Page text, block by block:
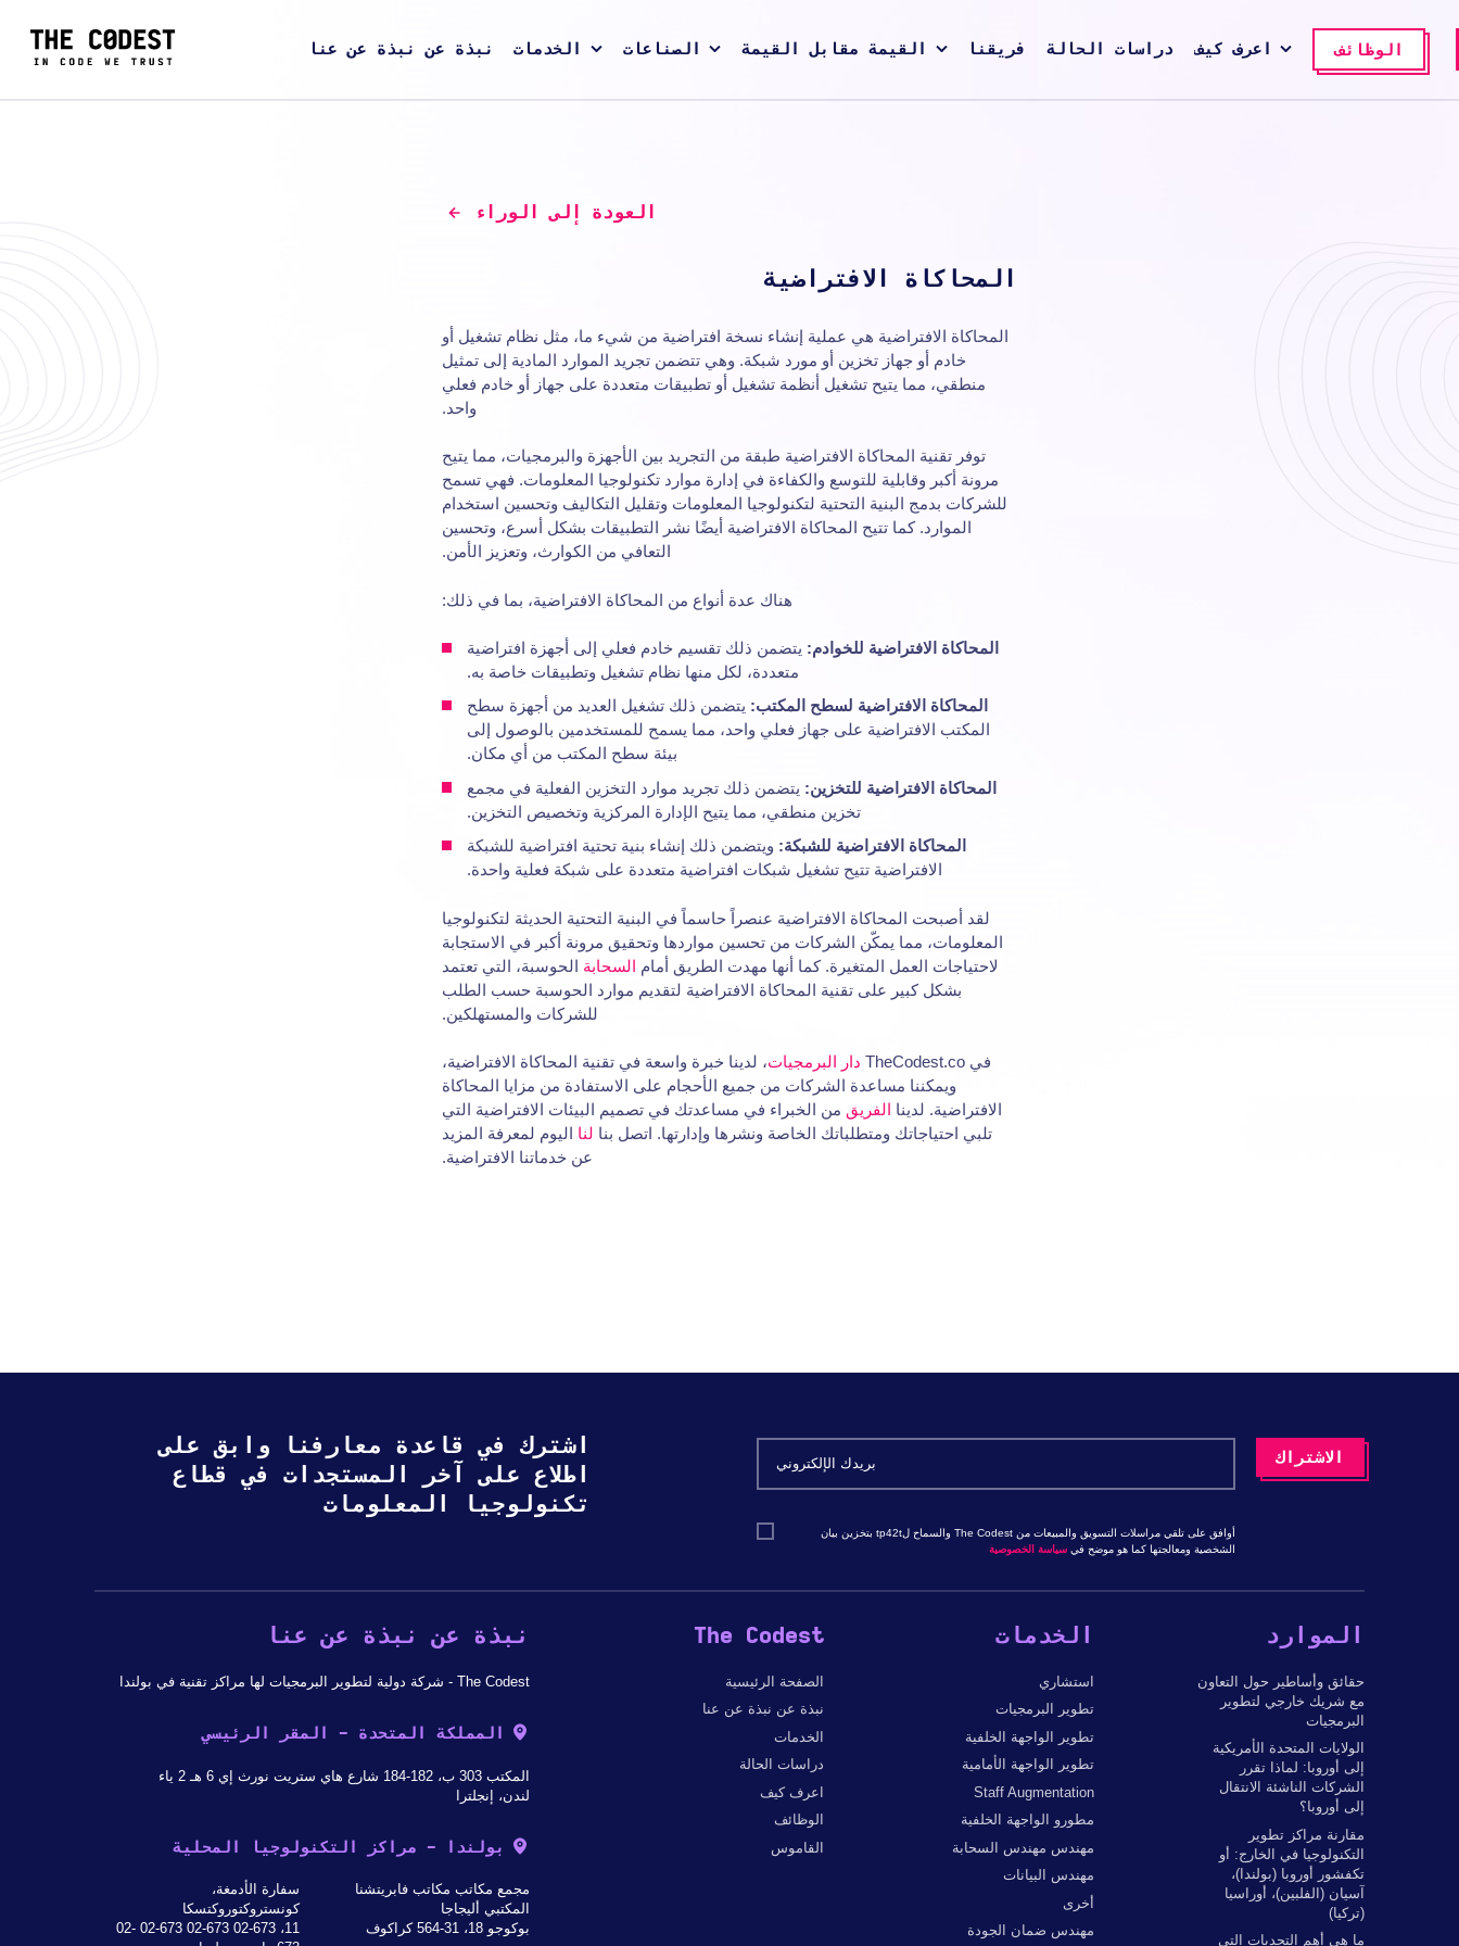
نبذة عن نبذة عن عنا الخدمات الصناعات القيمة مقابل القيمة فريقنا دراسات الحالة اعرف كيف الوظائف
العودة إلى الوراء
المحاكاة الافتراضية
المحاكاة الافتراضية هي عملية إنشاء نسخة افتراضية من شيء ما، مثل نظام تشغيل أو
خادم أو جهاز تخزين أو مورد شبكة. وهي تتضمن تجريد الموارد المادية إلى تمثيل
منطقي، مما يتيح تشغيل أنظمة تشغيل أو تطبيقات متعددة على جهاز أو خادم فعلي
واحد.
توفر تقنية المحاكاة الافتراضية طبقة من التجريد بين الأجهزة والبرمجيات، مما يتيح
مرونة أكبر وقابلية للتوسع والكفاءة في إدارة موارد تكنولوجيا المعلومات. فهي تسمح
للشركات بدمج البنية التحتية لتكنولوجيا المعلومات وتقليل التكاليف وتحسين استخدام
الموارد. كما تتيح المحاكاة الافتراضية أيضًا نشر التطبيقات بشكل أسرع، وتحسين
التعافي من الكوارث، وتعزيز الأمن.
هناك عدة أنواع من المحاكاة الافتراضية، بما في ذلك:
المحاكاة الافتراضية للخوادم: يتضمن ذلك تقسيم خادم فعلي إلى أجهزة افتراضية
متعددة، لكل منها نظام تشغيل وتطبيقات خاصة به.
المحاكاة الافتراضية لسطح المكتب: يتضمن ذلك تشغيل العديد من أجهزة سطح
المكتب الافتراضية على جهاز فعلي واحد، مما يسمح للمستخدمين بالوصول إلى
بيئة سطح المكتب من أي مكان.
المحاكاة الافتراضية للتخزين: يتضمن ذلك تجريد موارد التخزين الفعلية في مجمع
تخزين منطقي، مما يتيح الإدارة المركزية وتخصيص التخزين.
المحاكاة الافتراضية للشبكة: ويتضمن ذلك إنشاء بنية تحتية افتراضية للشبكة
الافتراضية تتيح تشغيل شبكات افتراضية متعددة على شبكة فعلية واحدة.
لقد أصبحت المحاكاة الافتراضية عنصراً حاسماً في البنية التحتية الحديثة لتكنولوجيا
المعلومات، مما يمكّن الشركات من تحسين مواردها وتحقيق مرونة أكبر في الاستجابة
لاحتياجات العمل المتغيرة. كما أنها مهدت الطريق أمام السحابة الحوسبة، التي تعتمد
بشكل كبير على تقنية المحاكاة الافتراضية لتقديم موارد الحوسبة حسب الطلب
للشركات والمستهلكين.
في TheCodest.co دار البرمجيات، لدينا خبرة واسعة في تقنية المحاكاة الافتراضية،
ويمكننا مساعدة الشركات من جميع الأحجام على الاستفادة من مزايا المحاكاة
الافتراضية. لدينا الفريق من الخبراء في مساعدتك في تصميم البيئات الافتراضية التي
تلبي احتياجاتك ومتطلباتك الخاصة ونشرها وإدارتها. اتصل بنا لنا اليوم لمعرفة المزيد
عن خدماتنا الافتراضية.
اشترك في قاعدة معارفنا وابق على
اطلاع على آخر المستجدات في قطاع
تكنولوجيا المعلومات
أوافق على تلقي مراسلات التسويق والمبيعات من The Codest والسماح لtp42t بتخزين بيان
الشخصية ومعالجتها كما هو موضح في سياسة الخصوصية
نبذة عن نبذة عن عنا
The Codest - شركة دولية لتطوير البرمجيات لها مراكز تقنية في بولندا
المملكة المتحدة - المقر الرئيسي
المكتب 303 ب، 182-184 شارع هاي ستريت نورث إي 6 هـ 2 ياء
لندن، إنجلترا
بولندا - مراكز التكنولوجيا المحلية
مجمع مكاتب مكاتب فابريتشنا
المكتبي أليجاجا
بوكوجو 18، 31-564 كراكوف
سفارة الأدمغة،
كونستروكتوروكتسكا
11، 02-673 02-673 02-673 02-
The Codest
الصفحة الرئيسية
نبذة عن نبذة عن عنا
الخدمات
دراسات الحالة
اعرف كيف
الوظائف
القاموس
الخدمات
استشاري
تطوير البرمجيات
تطوير الواجهة الخلفية
تطوير الواجهة الأمامية
Staff Augmentation
مطورو الواجهة الخلفية
مهندس مهندس السحابة
مهندس البيانات
أخرى
مهندس ضمان الجودة
الموارد
حقائق وأساطير حول التعاون
مع شريك خارجي لتطوير
البرمجيات
الولايات المتحدة الأمريكية
إلى أوروبا: لماذا تقرر
الشركات الناشئة الانتقال
إلى أوروبا؟
مقارنة مراكز تطوير
التكنولوجيا في الخارج: أو
تكفشور أوروبا (بولندا)،
آسيان (الفلبين)، أوراسيا
(تركيا)
ما هي أهم التحديات التي